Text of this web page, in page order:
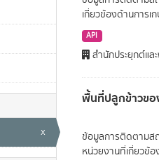
x
เกี่ยวข้องด้านการเ
API
สำนักประยุกต์แล
พื้นที่ปลูกข้าวขอ
ข้อมูลการติดตามส
หน่วยงานที่เกี่ยวข้อ